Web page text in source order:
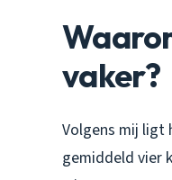
vaker?
Volgens mij ligt
gemiddeld vier